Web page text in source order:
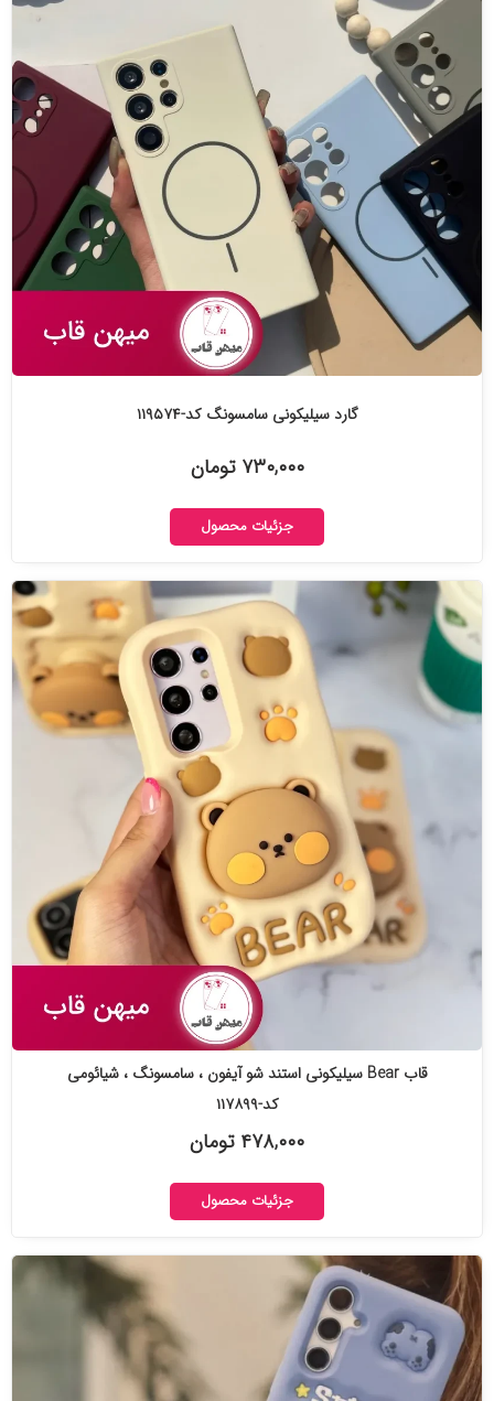
گارد سیلیکونی سامسونگ کد-۱۱۹۵۷۴
۷۳۰,۰۰۰ تومان
جزئیات محصول
قاب Bear سیلیکونی استند شو آیفون ، سامسونگ ، شیائومی
کد-۱۱۷۸۹۹
۴۷۸,۰۰۰ تومان
جزئیات محصول